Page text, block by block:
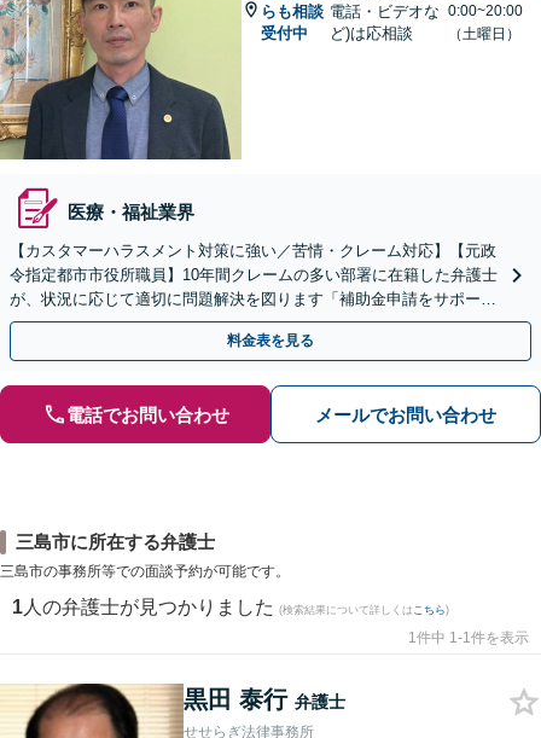
らも相談
受付中
電話・ビデオな
ど)は応相談
0:00~20:00
（土曜日）
医療・福祉業界
【カスタマーハラスメント対策に強い／苦情・クレーム対応】【元政
令指定都市市役所職員】10年間クレームの多い部署に在籍した弁護士
が、状況に応じて適切に問題解決を図ります「補助金申請をサポー
ト」【出張相談・WEB面談対応】
料金表を見る
電話でお問い合わせ メールでお問い合わせ
三島市に所在する弁護士
三島市の事務所等での面談予約が可能です。
1 人の弁護士が見つかりました (検索結果について詳しくは こちら)
1件中 1-1件を表示
黒田 泰行 弁護士
せせらぎ法律事務所